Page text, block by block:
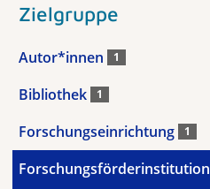
Zielgruppe
Autor*innen 1
Bibliothek 1
Forschungseinrichtung 1
Forschungsförderinstitution